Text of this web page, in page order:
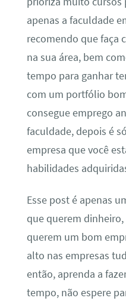
apenas a faculdade
recomendo que faça
na sua área, bem
tempo para ganhar
com um portfólio
consegue emprego
faculdade, depois é
empresa que você
habilidades
Esse post é apenas
que querem
querem um bom
alto nas empresas
então, aprenda a
tempo, não espere